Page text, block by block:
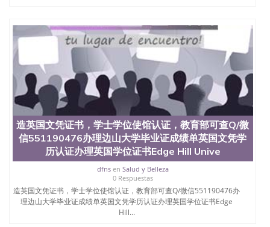
名综合性公立大学，它以极高的就业率，全美名列前
茅的毕业薪资，浓厚的多元化学术氛围，杰出的本科
教育质量，被《福克斯》杂志评选为全美50强公立综
合性大学，每年有来自世界各地的成百上千的海外学
生前往求学。 至今，这是一所在世界上享有学术地
位、声誉、实习机会和影响力的高等教育机构，并获
誉为美国本科教育质量的核心代表。其计算机系与会
计系更是在当今美国大学教学排名中表现优异。其毕
业生大多可以在其所处地域的世界硅谷中心得到工作
机会。许多硅谷公司甚至在学生大三和大四的学期提
供许多相应科系的实习机会。无论是加州大学系统
(UC)，还是加州州立大学系统(CSU), 圣何塞州立大学
都占据着加州所有大学中的地理位置。 圣何塞州立大
学座落于硅谷(Silicon Valley), 于附近的旧金山-圣何塞
地区为全美的重要科技中心。约有学生三万人，超过
134种学士学科和65个硕士学科，并有来自世界60余
国的学生来此就读。其有名的科系如计算机科学，电
造英国文凭证书，学士学位使馆认证，教育部可查Q/微
信551190476办理边山大学毕业证成绩单英国文凭学
历认证办理英国学位证书Edge Hill Unive
dfnsen Salud y Belleza
0 Respuestas
造英国文凭证书，学士学位使馆认证，教育部可查Q/微信551190476办
理边山大学毕业证成绩单英国文凭学历认证办理英国学位证书Edge
Hill...